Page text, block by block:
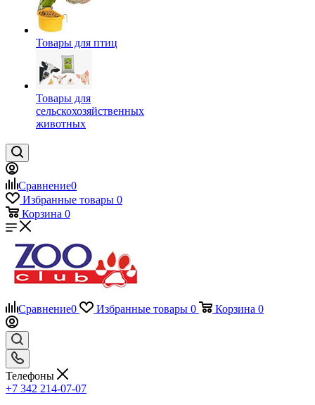
Товары для птиц
Товары для
сельскохозяйственных
животных
Сравнение0
Избранные товары 0
Корзина 0
Сравнение0 Избранные товары 0 Корзина 0
Телефоны
+7 342 214-07-07